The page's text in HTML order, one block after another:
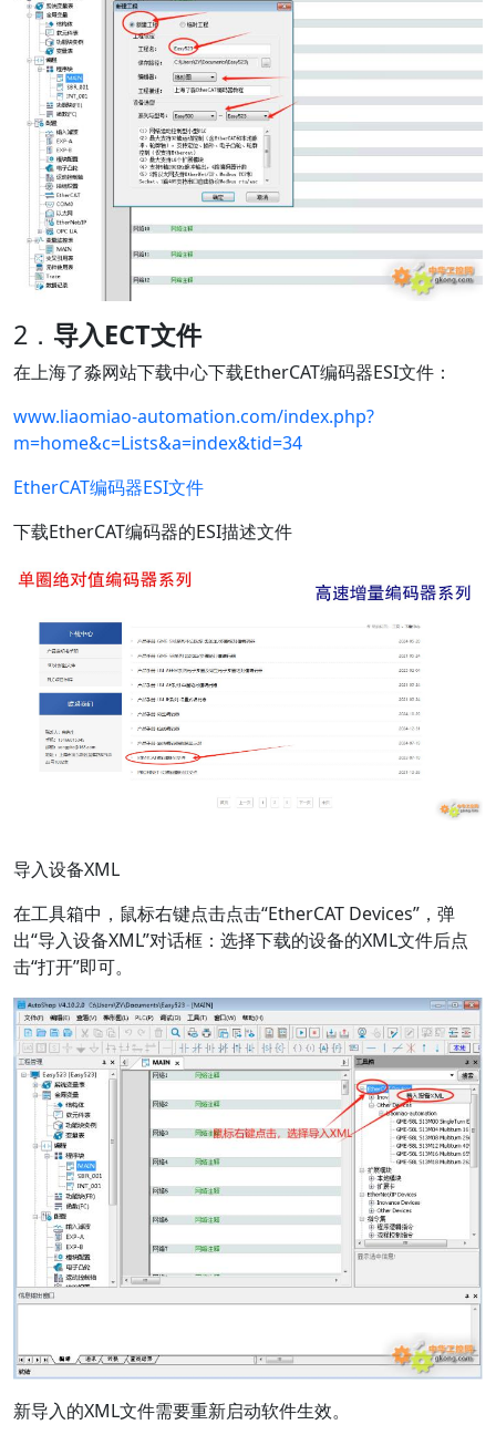
2． 导入ECT文件
在上海了淼网站下载中心下载EtherCAT编码器ESI文件：
www.liaomiao-automation.com/index.php?
m=home&c=Lists&a=index&tid=34
EtherCAT编码器ESI文件
下载EtherCAT编码器的ESI描述文件
导入设备XML
在工具箱中，鼠标右键点击点击“EtherCAT Devices”，弹
出“导入设备XML”对话框：选择下载的设备的XML文件后点
击“打开”即可。
新导入的XML文件需要重新启动软件生效。